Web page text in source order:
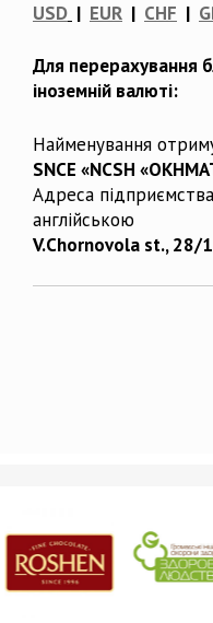
USD | EUR | CHF |
Для перерахування
іноземній валюті:
Найменування
SNCE «NCSH
Адреса
англійською
V.Chornovola st., 28/